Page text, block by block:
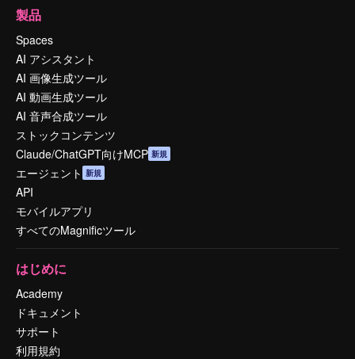
製品
Spaces
AI アシスタント
AI 画像生成ツール
AI 動画生成ツール
AI 音声合成ツール
ストックコンテンツ
Claude/ChatGPT向けMCP 新規
エージェント 新規
API
モバイルアプリ
すべてのMagnificツール
はじめに
Academy
ドキュメント
サポート
利用規約